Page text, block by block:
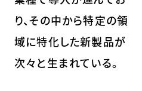
り、その中から特定の領
域に特化した新製品が
次々と生まれている。